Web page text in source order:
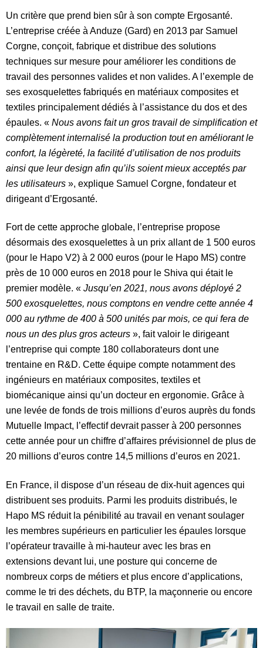
Un critère que prend bien sûr à son compte Ergosanté.
L’entreprise créée à Anduze (Gard) en 2013 par Samuel
Corgne, conçoit, fabrique et distribue des solutions
techniques sur mesure pour améliorer les conditions de
travail des personnes valides et non valides. A l’exemple de
ses exosquelettes fabriqués en matériaux composites et
textiles principalement dédiés à l’assistance du dos et des
épaules. « Nous avons fait un gros travail de simplification et
complètement internalisé la production tout en améliorant le
confort, la légèreté, la facilité d’utilisation de nos produits
ainsi que leur design afin qu’ils soient mieux acceptés par
les utilisateurs », explique Samuel Corgne, fondateur et
dirigeant d’Ergosanté.
Fort de cette approche globale, l’entreprise propose
désormais des exosquelettes à un prix allant de 1 500 euros
(pour le Hapo V2) à 2 000 euros (pour le Hapo MS) contre
près de 10 000 euros en 2018 pour le Shiva qui était le
premier modèle. « Jusqu’en 2021, nous avons déployé 2
500 exosquelettes, nous comptons en vendre cette année 4
000 au rythme de 400 à 500 unités par mois, ce qui fera de
nous un des plus gros acteurs », fait valoir le dirigeant
l’entreprise qui compte 180 collaborateurs dont une
trentaine en R&D. Cette équipe compte notamment des
ingénieurs en matériaux composites, textiles et
biomécanique ainsi qu’un docteur en ergonomie. Grâce à
une levée de fonds de trois millions d’euros auprès du fonds
Mutuelle Impact, l’effectif devrait passer à 200 personnes
cette année pour un chiffre d’affaires prévisionnel de plus de
20 millions d’euros contre 14,5 millions d’euros en 2021.
En France, il dispose d’un réseau de dix-huit agences qui
distribuent ses produits. Parmi les produits distribués, le
Hapo MS réduit la pénibilité au travail en venant soulager
les membres supérieurs en particulier les épaules lorsque
l’opérateur travaille à mi-hauteur avec les bras en
extensions devant lui, une posture qui concerne de
nombreux corps de métiers et plus encore d’applications,
comme le tri des déchets, du BTP, la maçonnerie ou encore
le travail en salle de traite.